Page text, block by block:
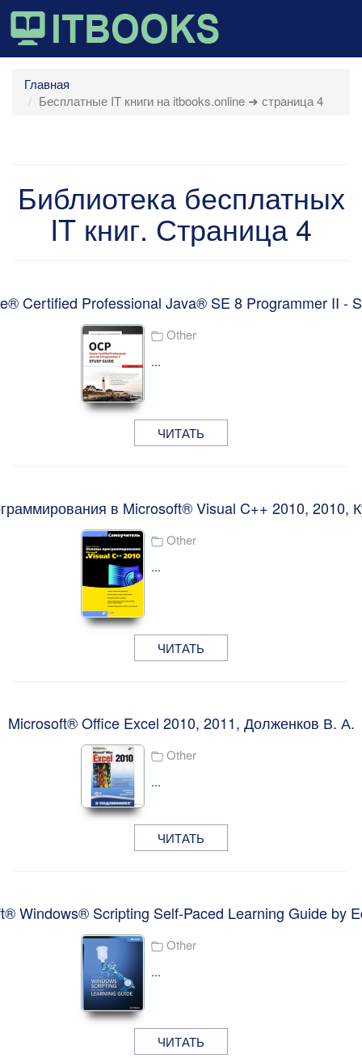
Главная
Бесплатные IT книги на itbooks.online ➜ страница 4
Библиотека бесплатных
IT книг. Страница 4
Certified Professional Java® SE 8 Programmer II -
Other
...
ЧИТАТЬ
в Microsoft® Visual C++ 2010, 2010,
Other
...
ЧИТАТЬ
Microsoft® Office Excel 2010, 2011, Долженков В. А.
Other
...
ЧИТАТЬ
Windows® Scripting Self-Paced Learning Guide by
Other
...
ЧИТАТЬ